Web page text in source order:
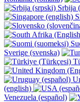
Srbija
Sverige (svenska)
(english)
Venezuela (español)